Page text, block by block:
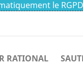
le
RATIONAL